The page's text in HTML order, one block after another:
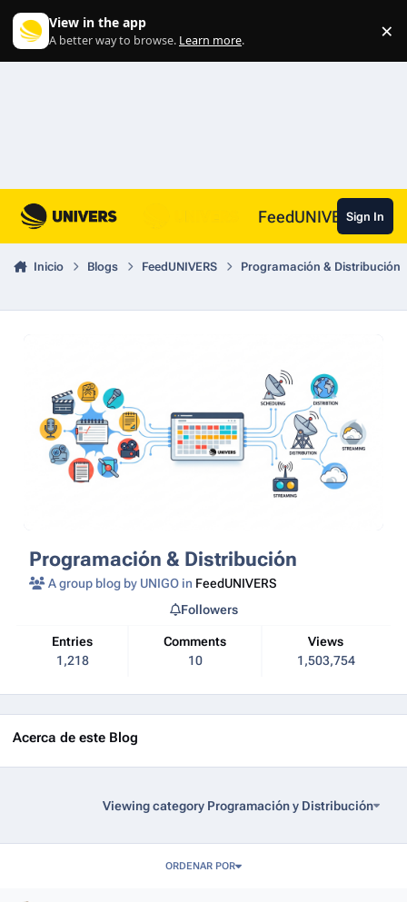
View in the app
A better way to browse. Learn more. ×
FeedUNIVERSSign In
Inicio Blogs FeedUNIVERS Programación & Distribución
Programación & Distribución
A group blog by UNIGO in FeedUNIVERS
Entries
1,218
Comments
10
Views
1,503,754
Followers
Acerca de este Blog
Viewing category Programación y Distribución
ORDENAR POR